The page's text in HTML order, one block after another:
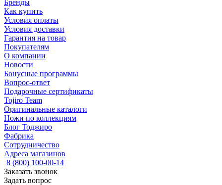
Бренды
Как купить
Условия оплаты
Условия доставки
Гарантия на товар
Покупателям
О компании
Новости
Бонусные программы
Вопрос-ответ
Подарочные сертификаты
Tojiro Team
Оригинальные каталоги
Ножи по коллекциям
Блог Тоджиро
Фабрика
Сотрудничество
Адреса магазинов
8 (800) 100-00-14
Заказать звонок
Задать вопрос